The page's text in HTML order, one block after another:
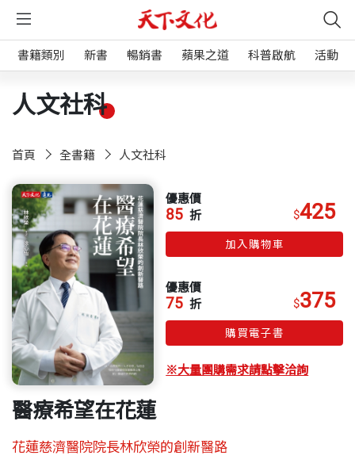
書籍類別 新書 暢銷書 蘋果之道 科普啟航 活動
人文社科
首頁 全書籍 人文社科
優惠價
85 折 $425
加入購物車
優惠價
75 折 $375
購買電子書
※大量團購需求請點擊洽詢
醫療希望在花蓮
花蓮慈濟醫院院長林欣榮的創新醫路